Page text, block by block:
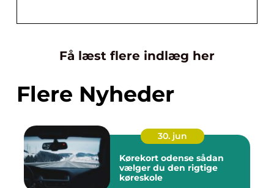
Få læst flere indlæg her
Flere Nyheder
30. jun
Kørekort odense sådan
vælger du den rigtige
køreskole